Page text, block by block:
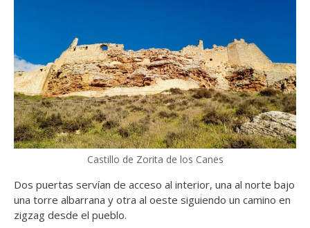
Castillo de Zorita de los Canes
Dos puertas servían de acceso al interior, una al norte bajo
una torre albarrana y otra al oeste siguiendo un camino en
zigzag desde el pueblo.